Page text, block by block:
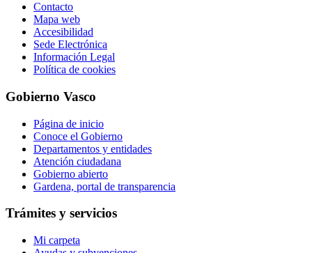
Contacto
Mapa web
Accesibilidad
Sede Electrónica
Información Legal
Política de cookies
Gobierno Vasco
Página de inicio
Conoce el Gobierno
Departamentos y entidades
Atención ciudadana
Gobierno abierto
Gardena, portal de transparencia
Trámites y servicios
Mi carpeta